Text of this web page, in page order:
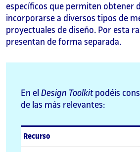
específicos que permiten obtener
incorporarse a diversos tipos de
proyectuales de diseño. Por esta
presentan de forma separada.
En el Design Toolkit podéis
de las más relevantes:
Recurso